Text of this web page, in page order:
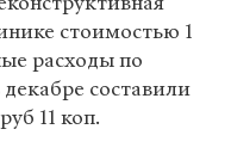
стоимостью 1
расходы по
составили
11 коп.